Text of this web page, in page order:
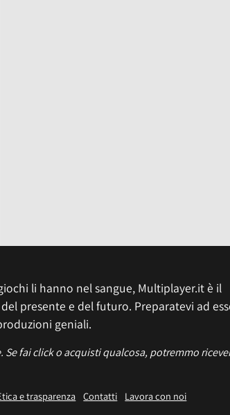
li hanno nel sangue, Multiplayer.it è il
presente e del futuro. Preparatevi ad
geniali.
fai click o acquisti qualcosa, potremmo
e trasparenza Contatti
Lavora con noi